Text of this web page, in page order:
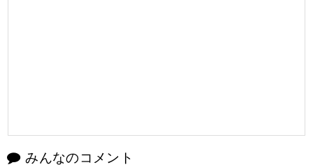
みんなのコメント